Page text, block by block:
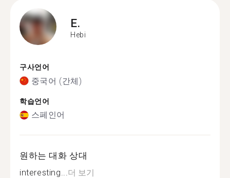
E.
Hebi
구사언어
중국어 (간체)
학습언어
스페인어
원하는 대화 상대
interesting...더 보기